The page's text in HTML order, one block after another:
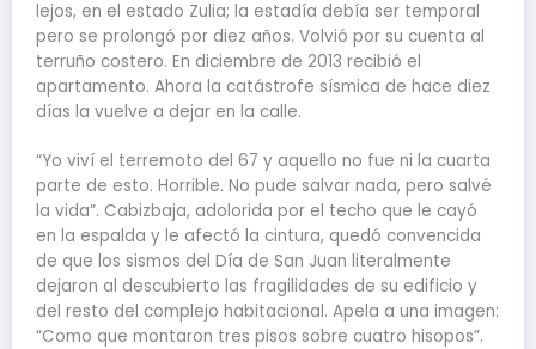
lejos, en el estado Zulia; la estadía debía ser temporal
pero se prolongó por diez años. Volvió por su cuenta al
terruño costero. En diciembre de 2013 recibió el
apartamento. Ahora la catástrofe sísmica de hace diez
días la vuelve a dejar en la calle.
“Yo viví el terremoto del 67 y aquello no fue ni la cuarta
parte de esto. Horrible. No pude salvar nada, pero salvé
la vida”. Cabizbaja, adolorida por el techo que le cayó
en la espalda y le afectó la cintura, quedó convencida
de que los sismos del Día de San Juan literalmente
dejaron al descubierto las fragilidades de su edificio y
del resto del complejo habitacional. Apela a una imagen:
“Como que montaron tres pisos sobre cuatro hisopos”.